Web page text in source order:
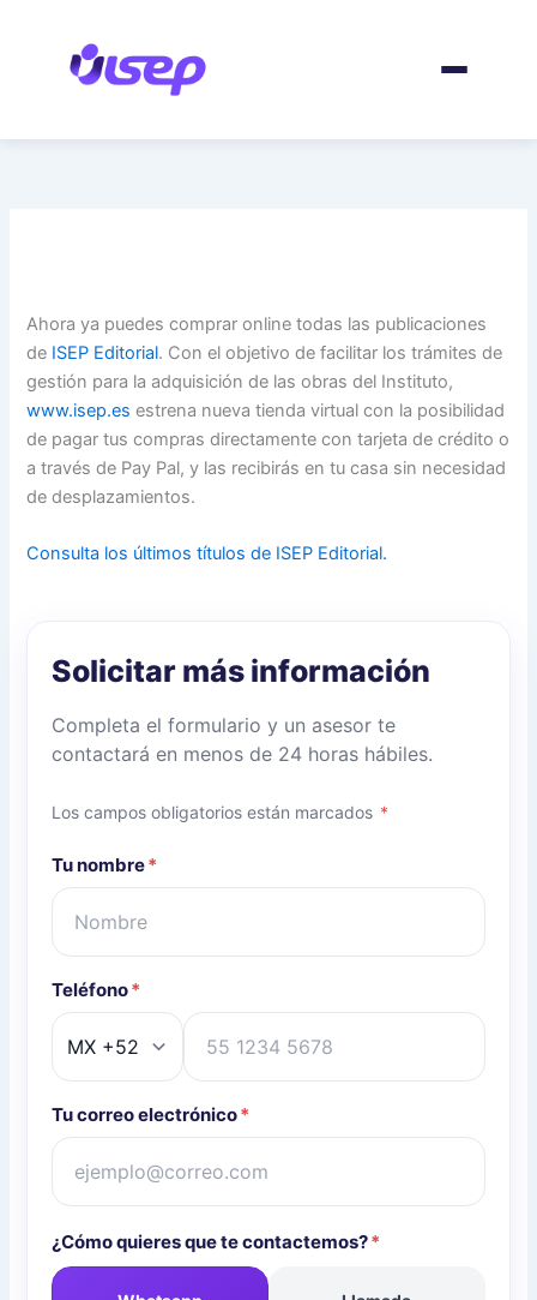
contenido
Ahora ya puedes comprar online todas las publicaciones
de ISEP Editorial. Con el objetivo de facilitar los trámites de
gestión para la adquisición de las obras del Instituto,
www.isep.es estrena nueva tienda virtual con la posibilidad
de pagar tus compras directamente con tarjeta de crédito o
a través de Pay Pal, y las recibirás en tu casa sin necesidad
de desplazamientos.
Consulta los últimos títulos de ISEP Editorial.
Solicitar más información
Completa el formulario y un asesor te
contactará en menos de 24 horas hábiles.
Los campos obligatorios están marcados *
Tu nombre*
Teléfono*
Tu correo electrónico*
¿Cómo quieres que te contactemos?*